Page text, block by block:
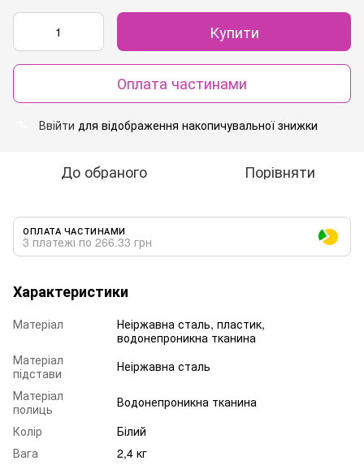
Купити
Оплата частинами
Ввійти для відображення накопичувальної знижки
До обраного Порівняти
ОПЛАТА ЧАСТИНАМИ
3 платежі по 266.33 грн
Характеристики
Матеріал
Неіржавна сталь, пластик,
водонепроникна тканина
Матеріал
підстави
Неіржавна сталь
Матеріал
полиць
Водонепроникна тканина
Колір
Білий
Вага
2,4 кг